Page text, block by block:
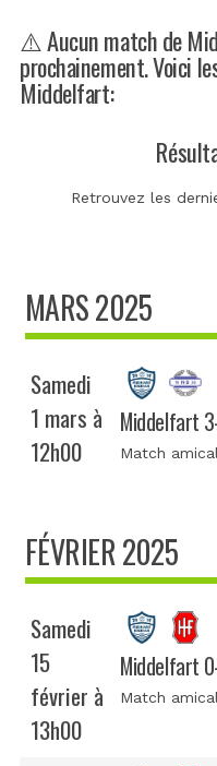
⚠️ Aucun match de
prochainement. Voici
Middelfart:
Retrouvez les
MARS 2025
Samedi
1 mars à
12h00
Middelfart
Match amical
FÉVRIER 2025
Samedi
15
février à
13h00
Middelfart
Match amical